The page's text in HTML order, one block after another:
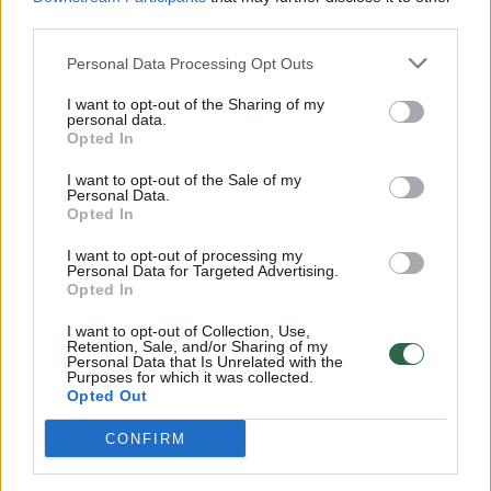
Personal Data Processing Opt Outs
I want to opt-out of the Sharing of my
personal data.
Opted In
I want to opt-out of the Sale of my
Personal Data.
Opted In
I want to opt-out of processing my
Personal Data for Targeted Advertising.
Opted In
I want to opt-out of Collection, Use,
Retention, Sale, and/or Sharing of my
Personal Data that Is Unrelated with the
Purposes for which it was collected.
Opted Out
CONFIRM
šiuo metu įrenginėja raugyklą ir iš perdirbtų
produktų tikisi didesnio pelno.
Kenkia klimato kaita
Pastaraisiais metais ūkininkų pelnus mažina
besikeičiantis klimatas. Dėl globalinio klimato
šiltėjimo derlius mažina sausros, skaudžiai
kandančios šalnos. „Kai tokia žiema kaip
augalų kenkėjai, o vasarą negailestingai puola
mūsų daržoves, vaisius. Kadangi juos
auginame pagal griežtus Nacionalinės žemės
ūkio ir maisto produktų kokybės sistemos
reikalavimus, kai labai ribojamas augalų